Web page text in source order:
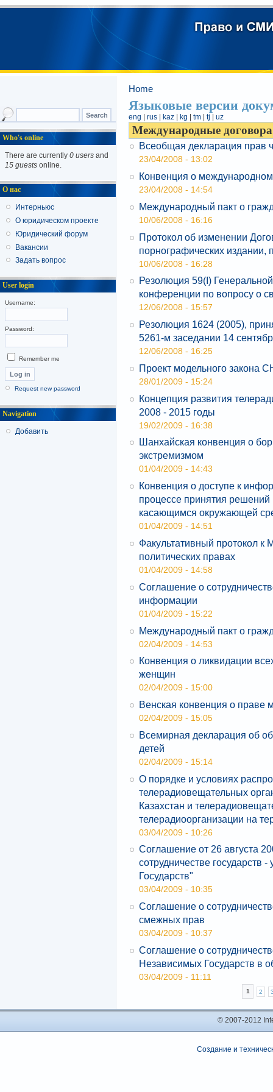
Home
Языковые версии
eng rus kaz kg tm tj uz
Международные
Всеобщая декларация прав
23/04/2008 - 13:02
Конвенция о
23/04/2008 - 14:54
Международный пакт о
10/06/2008 - 16:16
Протокол об изменении
порнографических
10/06/2008 - 16:28
Резолюция 59(I)
конференции по вопросу о
12/06/2008 - 15:57
Резолюция 1624 (2005),
5261-м заседании 14
12/06/2008 - 16:25
Проект модельного закона
28/01/2009 - 15:24
Концепция развития
2008 - 2015 годы
19/02/2009 - 16:38
Шанхайская конвенция о
экстремизмом
01/04/2009 - 14:43
Конвенция о доступе к
процессе принятия
касающимся окружающей
01/04/2009 - 14:51
Факультативный протокол к
политических правах
01/04/2009 - 14:58
Соглашение о
информации
01/04/2009 - 15:22
Международный пакт о
02/04/2009 - 14:53
Конвенция о ликвидации
женщин
02/04/2009 - 15:00
Венская конвенция о праве
02/04/2009 - 15:05
Всемирная декларация об
детей
02/04/2009 - 15:14
О порядке и условиях
телерадиовещательных
Казахстан и
телерадиоорганизации на
03/04/2009 - 10:26
Соглашение от 26 августа
сотрудничестве государств
Государств"
03/04/2009 - 10:35
Соглашение о
смежных прав
03/04/2009 - 10:37
Соглашение о
Независимых Государств в
03/04/2009 - 11:11
1 2
Who's online
There are currently 0 users and
15 guests online.
О нас
Интерньюс
О юридическом проекте
Юридический форум
Вакансии
Задать вопрос
User login
Username:
Password:
Remember me
Request new password
Navigation
Добавить
© 2007-2012
Создание и